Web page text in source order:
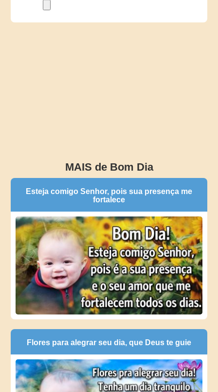
MAIS de Bom Dia
Esteja comigo Senhor, pois sua presença me
fortalece
Flores para alegrar seu dia, que Deus te guie